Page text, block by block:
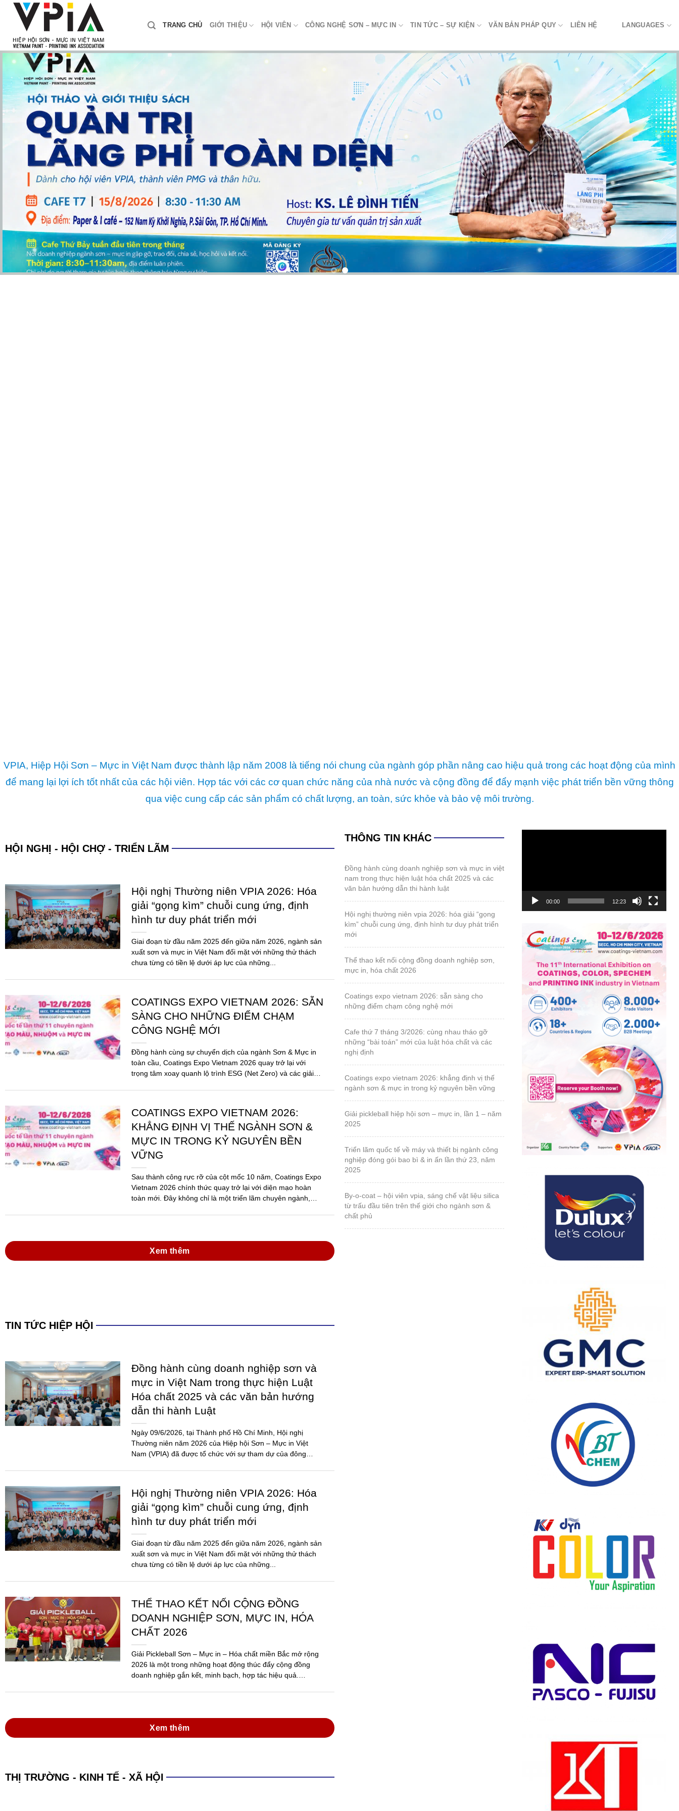
Skip
content
TRANG CHỦ GIỚI THIỆU HỘI VIÊN CÔNG NGHỆ SƠN – MỰC IN TIN TỨC – SỰ KIỆN VĂN BẢN PHÁP QUY LIÊN HỆ LANGUAGES
VPIA, Hiệp Hội Sơn – Mực in Việt Nam được thành lập năm 2008 là tiếng nói chung của ngành góp phần nâng cao hiệu quả trong các hoạt động của mình
để mang lại lợi ích tốt nhất của các hội viên. Hợp tác với các cơ quan chức năng của nhà nước và cộng đồng để đẩy mạnh việc phát triển bền vững thông
qua việc cung cấp các sản phẩm có chất lượng, an toàn, sức khỏe và bảo vệ môi trường.
HỘI NGHỊ - HỘI CHỢ - TRIỂN LÃM
Hội nghị Thường niên VPIA 2026: Hóa
giải “gọng kìm” chuỗi cung ứng, định
hình tư duy phát triển mới
Giai đoạn từ đầu năm 2025 đến giữa năm 2026, ngành sản
xuất sơn và mực in Việt Nam đối mặt với những thử thách
chưa từng có tiền lệ dưới áp lực của những...
COATINGS EXPO VIETNAM 2026: SẴN
SÀNG CHO NHỮNG ĐIỂM CHẠM
CÔNG NGHỆ MỚI
Đồng hành cùng sự chuyển dịch của ngành Sơn & Mực in
toàn cầu, Coatings Expo Vietnam 2026 quay trở lại với
trọng tâm xoay quanh lộ trình ESG (Net Zero) và các giải
COATINGS EXPO VIETNAM 2026:
KHẲNG ĐỊNH VỊ THẾ NGÀNH SƠN &
MỰC IN TRONG KỶ NGUYÊN BỀN
VỮNG
Sau thành công rực rỡ của cột mốc 10 năm, Coatings Expo
Vietnam 2026 chính thức quay trở lại với diện mạo hoàn
toàn mới. Đây không chỉ là một triển lãm chuyên ngành,
Xem thêm
TIN TỨC HIỆP HỘI
Đồng hành cùng doanh nghiệp sơn và
mực in Việt Nam trong thực hiện Luật
Hóa chất 2025 và các văn bản hướng
dẫn thi hành Luật
Ngày 09/6/2026, tại Thành phố Hồ Chí Minh, Hội nghị
Thường niên năm 2026 của Hiệp hội Sơn – Mực in Việt
Nam (VPIA) đã được tổ chức với sự tham dự của đông
Hội nghị Thường niên VPIA 2026: Hóa
giải “gọng kìm” chuỗi cung ứng, định
hình tư duy phát triển mới
Giai đoạn từ đầu năm 2025 đến giữa năm 2026, ngành sản
xuất sơn và mực in Việt Nam đối mặt với những thử thách
chưa từng có tiền lệ dưới áp lực của những...
THỂ THAO KẾT NỐI CỘNG ĐỒNG
DOANH NGHIỆP SƠN, MỰC IN, HÓA
CHẤT 2026
Giải Pickleball Sơn – Mực in – Hóa chất miền Bắc mở rộng
2026 là một trong những hoạt động thúc đẩy cộng đồng
doanh nghiệp gắn kết, minh bạch, hợp tác hiệu quả.
Xem thêm
THỊ TRƯỜNG - KINH TẾ - XÃ HỘI
THÔNG TIN KHÁC
đồng hành cùng doanh nghiệp sơn và mực in việt
nam trong thực hiện luật hóa chất 2025 và các
văn bản hướng dẫn thi hành luật
hội nghị thường niên vpia 2026: hóa giải “gọng
kìm” chuỗi cung ứng, định hình tư duy phát triển
mới
thể thao kết nối cộng đồng doanh nghiệp sơn,
mực in, hóa chất 2026
coatings expo vietnam 2026: sẵn sàng cho
những điểm chạm công nghệ mới
cafe thứ 7 tháng 3/2026: cùng nhau tháo gỡ
những “bài toán” mới của luật hóa chất và các
nghị định
coatings expo vietnam 2026: khẳng định vị thế
ngành sơn & mực in trong kỷ nguyên bền vững
giải pickleball hiệp hội sơn – mực in, lần 1 – năm
2025
triển lãm quốc tế về máy và thiết bị ngành công
nghiệp đóng gói bao bì & in ấn lần thứ 23, năm
2025
by-o-coat – hội viên vpia, sáng chế vật liệu silica
từ trấu đầu tiên trên thế giới cho ngành sơn &
chất phủ
00:00 12:23